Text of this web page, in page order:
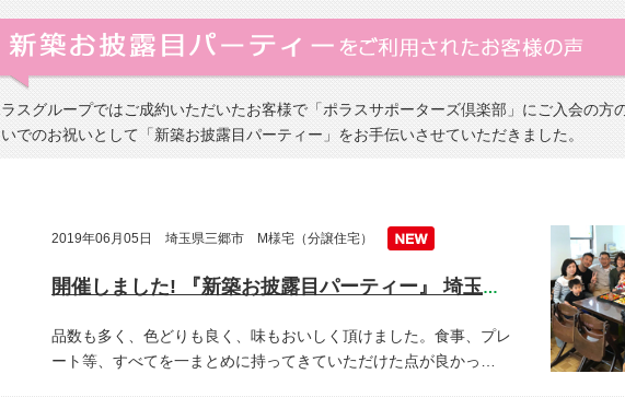
スグループではご成約いただいたお客様で「ポラスサポーターズ倶楽部」にご入会の方
いでのお祝いとして「新築お披露目パーティー」をお手伝いさせていただきました。
2019年06月05日 埼玉県三郷市 M様宅（分譲住宅）
開催しました! 『新築お披露目パーティー』 埼玉県三郷市 M様宅
品数も多く、色どりも良く、味もおいしく頂けました。食事、プレ
ート等、すべてを一まとめに持ってきていただけた点が良かっ…